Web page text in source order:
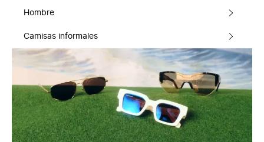
Hombre
Camisas informales